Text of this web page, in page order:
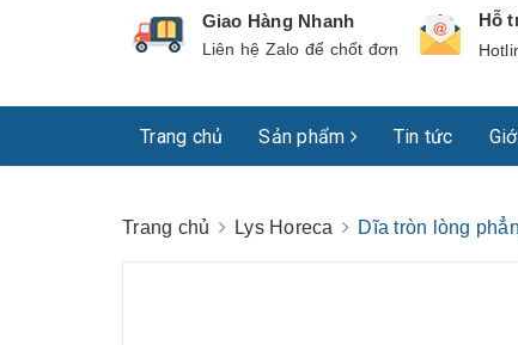
Giao Hàng Nhanh
Liên hệ Zalo để chốt đơn
Hỗ
Trang chủ Sản phẩm Tin tức
Trang chủ Lys Horeca Dĩa tròn lòng